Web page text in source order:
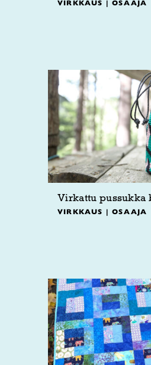
VIRKKAUS | OSAAJA
Virkattu pussukka
VIRKKAUS | OSAAJA